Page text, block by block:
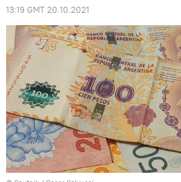
13:19 GMT 20.10.2021